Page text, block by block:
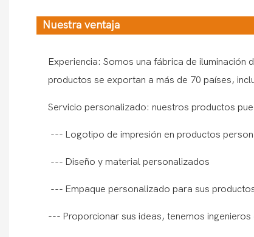
Nuestra ventaja
Experiencia: Somos una fábrica de
productos se exportan a más de 70 países,
Servicio personalizado: nuestros productos
--- Logotipo de impresión en productos
--- Diseño y material personalizados
--- Empaque personalizado para sus
--- Proporcionar sus ideas, tenemos